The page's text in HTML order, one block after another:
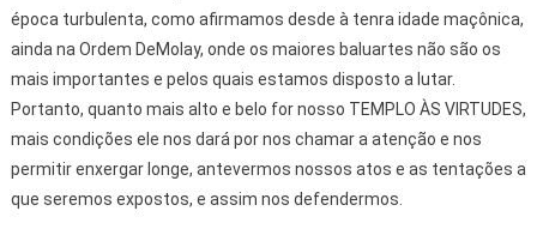
época turbulenta, como afirmamos desde à tenra idade maçônica,
ainda na Ordem DeMolay, onde os maiores baluartes não são os
mais importantes e pelos quais estamos disposto a lutar.
Portanto, quanto mais alto e belo for nosso TEMPLO ÀS VIRTUDES,
mais condições ele nos dará por nos chamar a atenção e nos
permitir enxergar longe, antevermos nossos atos e as tentações a
que seremos expostos, e assim nos defendermos.